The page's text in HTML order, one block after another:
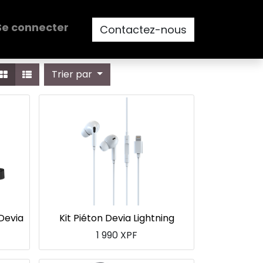
connecter Contactez-nous
Trier par
Kit Piéton Devia Lightning
1 990XPF